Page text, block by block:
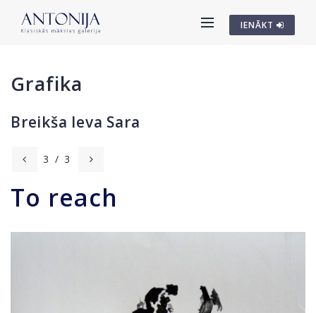
IENĀKT
Grafika
Breikša Ieva Sara
3 / 3
To reach